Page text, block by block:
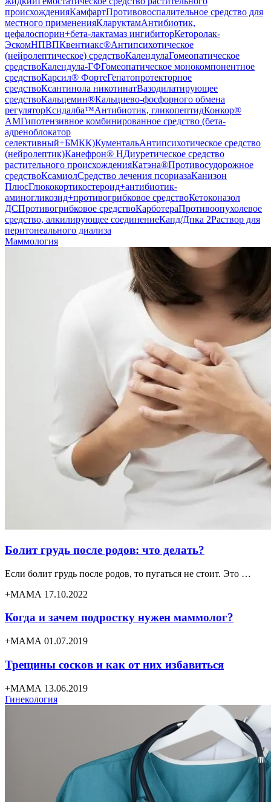
происхожденияКамфартПротивовоспалительное средство для
местного примененияКларуктамАнтибиотик,
цефалоспорин+бета-лактамаз ингибиторКеторолак-
ЭскомНПВПКвентиакс®Антипсихотическое
(нейролептическое) средствоКалендулаГомеопатическое
средствоКалендула-ГФГомеопатическое монокомпонентное
средствоКарсил® ФортеГепатопротекторное
средствоКсантинола никотинатВазодилатирующее
средствоКальцемин®Кальциево-фосфорного обмена
регуляторКсидалба™Антибиотик, гликопептидКонкор®
АМГипотензивное комбинированное средство (бета-
адреноблокатор
селективный+БМКК)КументальАнтипсихотическое средство
(нейролептик)Канефрон® НДиуретическое средство
растительного происхожденияКатэна®Противосудорожное
средствоКсамиолСредство лечения псориазаКанизон
ПлюсГлюкокортикостероид+антибиотик-
аминогликозид+противогрибковое средствоКетоконазол
ДСПротивогрибковое средствоКарботераПротивоопухолевое
средство, алкилирующее соединениеКапд/Дпка 2Раствор для
перитонеального диализа
Маммология
Болит грудь после родов: что делать?
Если болит грудь после родов, то пугаться не стоит. Это …
+МАМА 17.10.2022
Когда и зачем подростку нужен маммолог?
+МАМА 01.07.2019
Трещины сосков и как от них избавиться
+МАМА 13.06.2019
Гинекология